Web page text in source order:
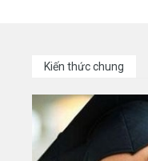
Kiến thức chung